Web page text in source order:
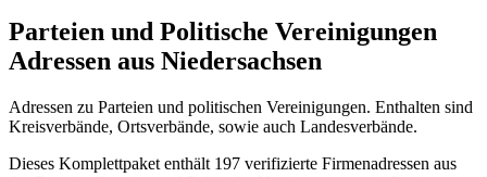
Parteien und Politische Vereinigungen
Adressen aus Niedersachsen
Adressen zu Parteien und politischen Vereinigungen. Enthalten sind
Kreisverbände, Ortsverbände, sowie auch Landesverbände.
Dieses Komplettpaket enthält 197 verifizierte Firmenadressen aus